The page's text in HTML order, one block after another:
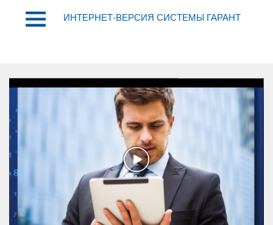
ИНТЕРНЕТ-ВЕРСИЯ СИСТЕМЫ ГАРАНТ